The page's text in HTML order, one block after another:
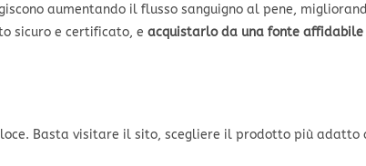
aumentando il flusso sanguigno al pene,
sicuro e certificato, e acquistarlo da una fonte affidabile
Basta visitare il sito, scegliere il prodotto più adatto